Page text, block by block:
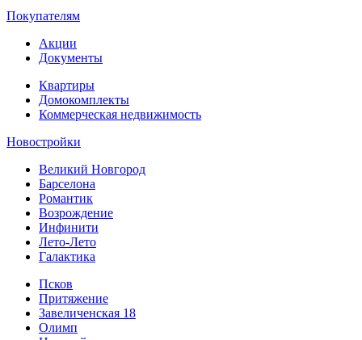
Покупателям
Акции
Документы
Квартиры
Домокомплекты
Коммерческая недвижимость
Новостройки
Великий Новгород
Барселона
Романтик
Возрождение
Инфинити
Лето-Лето
Галактика
Псков
Притяжение
Завеличенская 18
Олимп